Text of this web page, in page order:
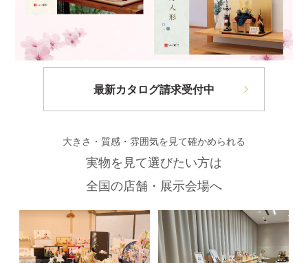
最新カタログ請求受付中
大きさ・質感・雰囲気を見て確かめられる
実物を見て選びたい方は
全国の店舗・展示会場へ